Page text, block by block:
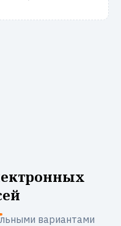
вариантами